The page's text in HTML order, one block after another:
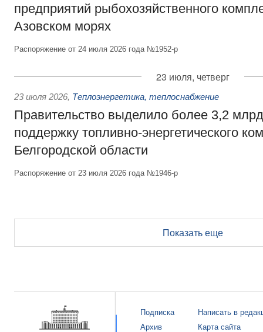
предприятий рыбохозяйственного
Азовском морях
Распоряжение от 24 июля 2026 года №1952-р
23 июля, четверг
23 июля 2026, Теплоэнергетика, теплоснабжение
Правительство выделило более 3,2
поддержку топливно-энергетического
Белгородской области
Распоряжение от 23 июля 2026 года №1946-р
Показать еще
Подписка
Архив
Написать в
Карта сайта